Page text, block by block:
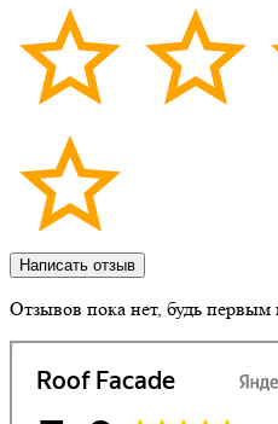
Написать отзыв
Рейтинг
Фото к отзыву
Отзывов пока нет, будь первым